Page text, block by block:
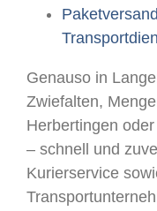
Genauso in
Zwiefalten,
Herbertingen
– schnell und
Kurierservice